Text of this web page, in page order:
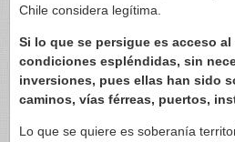
Chile considera legítima.
Si lo que se persigue es acceso al
condiciones espléndidas, sin
inversiones, pues ellas han sido
caminos, vías férreas, puertos,
Lo que se quiere es soberanía